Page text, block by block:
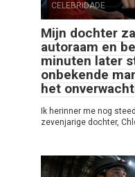
CELEBRIDADE
Mijn dochter
autoraam en
minuten later
onbekende
het
Ik herinner me nog
zevenjarige dochter,